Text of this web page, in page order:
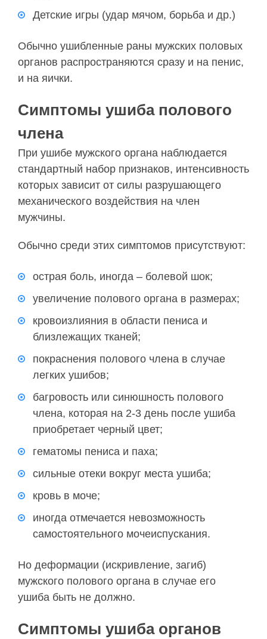
Детские игры (удар мячом, борьба и др.)
Обычно ушибленные раны мужских половых
органов распространяются сразу и на пенис,
и на яички.
Симптомы ушиба полового
члена
При ушибе мужского органа наблюдается
стандартный набор признаков, интенсивность
которых зависит от силы разрушающего
механического воздействия на член
мужчины.
Обычно среди этих симптомов присутствуют:
острая боль, иногда – болевой шок;
увеличение полового органа в размерах;
кровоизлияния в области пениса и
близлежащих тканей;
покраснения полового члена в случае
легких ушибов;
багровость или синюшность полового
члена, которая на 2-3 день после ушиба
приобретает черный цвет;
гематомы пениса и паха;
сильные отеки вокруг места ушиба;
кровь в моче;
иногда отмечается невозможность
самостоятельного мочеиспускания.
Но деформации (искривление, загиб)
мужского полового органа в случае его
ушиба быть не должно.
Симптомы ушиба органов